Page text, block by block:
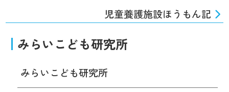
児童養護施設ほうもん記
みらいこども研究所
みらいこども研究所